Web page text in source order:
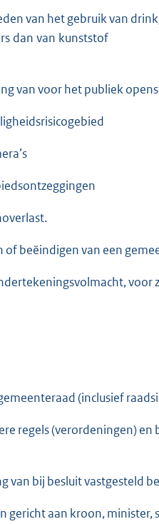
van het gebruik van
dan van kunststof
van voor het publiek
of beëindigen van een
(inclusief
regels (verordeningen)
van bij besluit vastgesteld
gericht aan kroon, minister,